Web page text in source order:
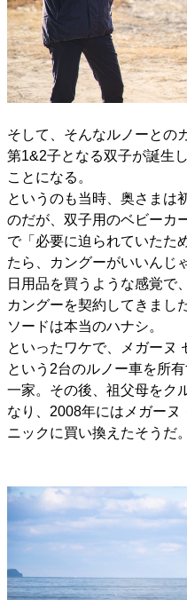
そして、そんなルノーとの
第1&2子となる双子が誕生
ことになる。
というのも当時、奥さまは
のだが、双子用のベビーカ
で「必要に迫られていたた
たら、カングーがいいんじ
日用品を買うような感覚で
カングーを契約してきまし
ソードは本当のハナシ。
といったワケで、メガーヌ
という2台のルノー車を所
一家。その後、祖父母をク
なり、2008年にはメガー
ニックに買い換えたそうだ。